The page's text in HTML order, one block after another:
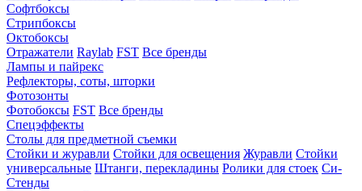
Софтбоксы
Стрипбоксы
Октобоксы
Отражатели Raylab FST Все бренды
Лампы и пайрекс
Рефлекторы, соты, шторки
Фотозонты
Фотобоксы FST Все бренды
Спецэффекты
Столы для предметной съемки
Стойки и журавли Стойки для освещения Журавли Стойки
универсальные Штанги, перекладины Ролики для стоек Си-
Стенды